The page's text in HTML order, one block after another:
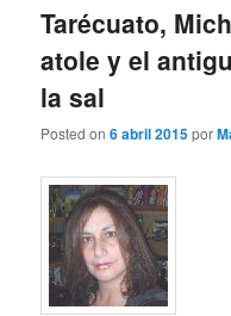
Tarécuato,
atole y el
la sal
Posted on6 abril 2015por